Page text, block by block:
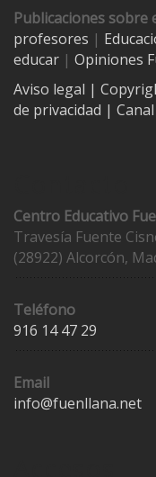
Publicaciones sobre
profesores |
educar | Opiniones
Aviso legal |
de privacidad |
Centro Educativo
Travesía Fuente
(28922) Alcorcón,
Teléfono
916 14 47 29
Email
info@fuenllana.net